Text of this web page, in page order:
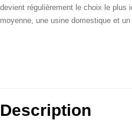
devient régulièrement le choix le plus
moyenne, une usine domestique et
Description